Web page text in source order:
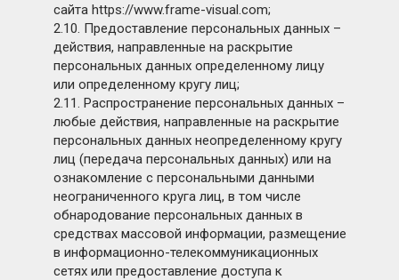
сайта https://www.frame-visual.com;
2.10. Предоставление персональных данных –
действия, направленные на раскрытие
персональных данных определенному лицу
или определенному кругу лиц;
2.11. Распространение персональных данных –
любые действия, направленные на раскрытие
персональных данных неопределенному кругу
лиц (передача персональных данных) или на
ознакомление с персональными данными
неограниченного круга лиц, в том числе
обнародование персональных данных в
средствах массовой информации, размещение
в информационно-телекоммуникационных
сетях или предоставление доступа к